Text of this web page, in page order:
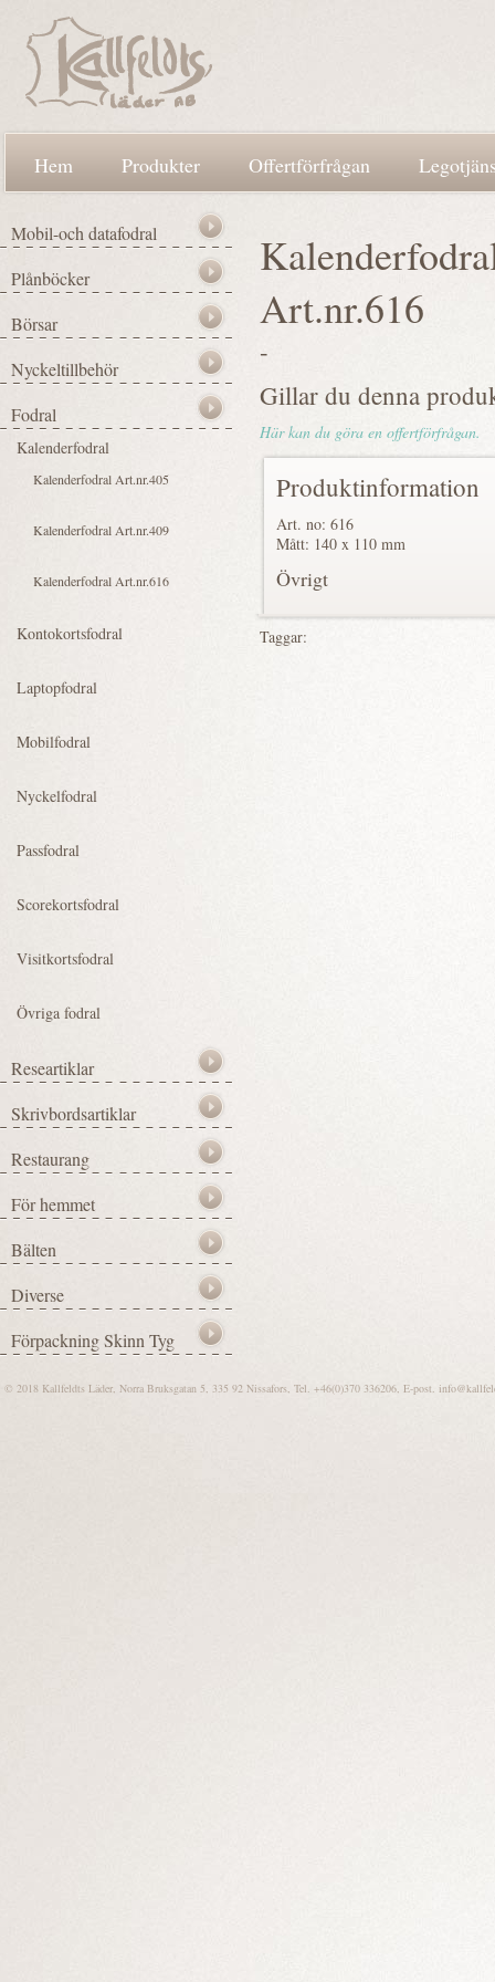
Hem Produkter Offertförfrågan
Art.nr.616
-
Gillar du denna
Här kan du göra en offertförfrågan.
Produktinformation
Art. no: 616
Mått: 140 x 110 mm
Övrigt
Taggar:
© 2018 Kallfeldts Läder, Norra Bruksgatan 5, 335 92 Nissafors, Tel. +46(0)370 336206, E-post.